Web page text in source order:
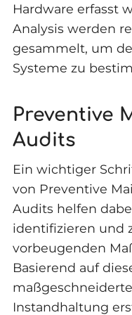
Hardware erfasst
Analysis werden
gesammelt, um
Systeme zu
Preventive
Audits
Ein wichtiger
von Preventive
Audits helfen
identifizieren und
vorbeugenden
Basierend auf
Instandhaltung